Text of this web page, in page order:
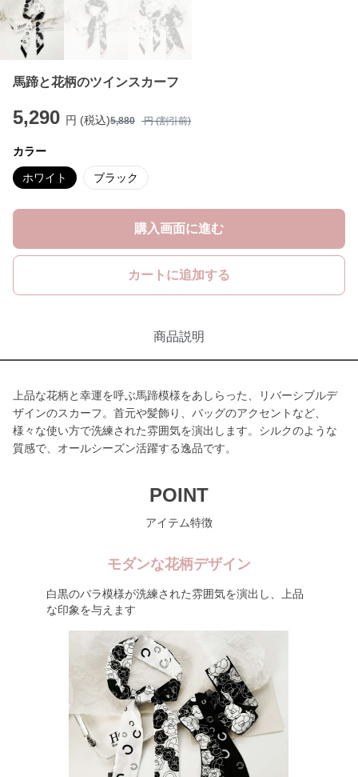
馬蹄と花柄のツインスカーフ
5,290 円 (税込)5,880 円 (割引前)
カラー
ホワイト ブラック
購入画面に進む
カートに追加する
商品説明
上品な花柄と幸運を呼ぶ馬蹄模様をあしらった、リバーシブルデ
ザインのスカーフ。首元や髪飾り、バッグのアクセントなど、
様々な使い方で洗練された雰囲気を演出します。シルクのような
質感で、オールシーズン活躍する逸品です。
POINT
アイテム特徴
モダンな花柄デザイン
白黒のバラ模様が洗練された雰囲気を演出し、上品
な印象を与えます